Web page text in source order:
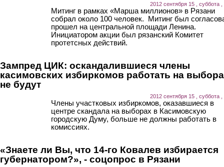
2012 сентября 15 , суббота ,
Митинг в рамках «Марша миллионов» в Рязани
собрал около 100 человек. Митинг был
прошел на центральной площади Ленина.
Инициатором акции был рязанский Комитет
протетсных действий.
Зампред ЦИК: оскандалившиеся члены
касимовских избиркомов работать на
не будут
2012 сентября 15 , суббота ,
Члены участковых избиркомов, оказавшиеся в
центре скандала на выборах в Касимовскую
городскую Думу, больше не должны работать в
комиссиях.
«Знаете ли Вы, что 14-го Ковалев избирается
губернатором?», - соцопрос в Рязани